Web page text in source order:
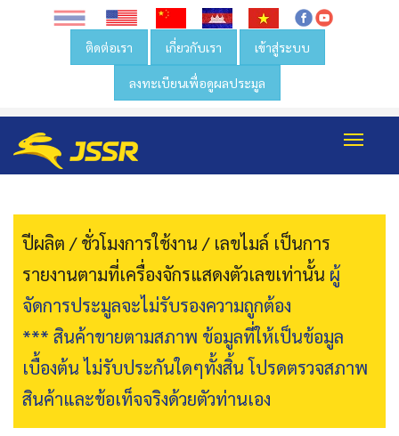
ติดต่อเรา เกี่ยวกับเรา เข้าสู่ระบบ
ลงทะเบียนเพื่อดูผลประมูล
ปีผลิต / ชั่วโมงการใช้งาน / เลขไมล์ เป็นการ
รายงานตามที่เครื่องจักรแสดงตัวเลขเท่านั้น ผู้
จัดการประมูลจะไม่รับรองความถูกต้อง
*** สินค้าขายตามสภาพ ข้อมูลที่ให้เป็นข้อมูล
เบื้องต้น ไม่รับประกันใดๆทั้งสิ้น โปรดตรวจสภาพ
สินค้าและข้อเท็จจริงด้วยตัวท่านเอง